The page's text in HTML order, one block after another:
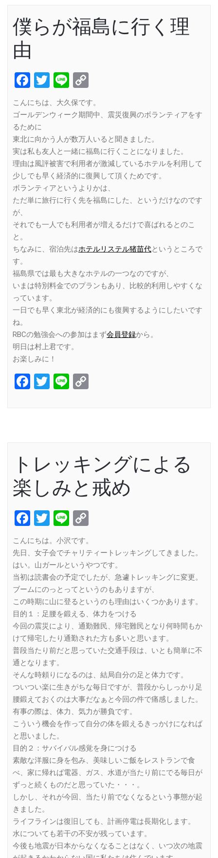
僕らが福島に行く理
由
Facebook
Twitter
Line
Link
こんにちは、大久保です。
ゴールデンウィーク期間中、震災復興のボランティアをす
るために
東北に向かう人が数万人いると聞きました。
実は私も友人と一緒に福島に行くことになりました。
理由は風評被害で利用者が激減しているホテルを利用して
少しでも早く経済的に復興して頂くためです。
ボランティアというよりかは、
ただ単に旅行に行く先を福島にした、というだけなのです
が、
それでも一人でも利用者が増えるだけで喜ばれるとのこ
と。
ちなみに、宿泊先はホテルリステル猪苗代というところで
す。
福島県では最も大きなホテルの一つなのですが、
いまは特別料金でのプランもあり、比較的利用しやすくな
っています。
一日でも早く東北が経済的にも復興するようにしたいです
ね。
RBCの勉強会への参加はまず会員登録から。
明日は村上君です。
お楽しみに！
Facebook
Twitter
Line
トレッキングによる
楽しみと戒め
Facebook
Twitter
Line
こんにちは。小沢です。
先日、女子会でチャリティートレッキングしてきました。
はい。山ガールというやつです。
当初は読書会の予定でしたが、急遽トレッキングに変更。
ブームにのっとってというのもありますが、
この時期に山に登るというのも理由はいくつかあります。
目的１：足腰を鍛える、体力をつける
今回の震災により、通勤難民、帰宅難民となり何時間もか
けて帰宅したり通勤された方も多いと思います。
普段当たり前だと思っていた交通手段は、いとも簡単に不
通となります。
そんな時頼りになるのは、結局自分の足と体力です。
ついつい楽に生きがちな毎日ですが、普段からしっかり足
腰鍛えておくのは大事だなぁと今回の件で痛感しました。
有事の際は、体力、気力が勝負です。
こういう機会を作って自分の体を鍛えるきっかけになれば
と思いました。
目的２：サバイバル感覚を身につける
素敵な洋服に身を包み、美味しいご飯をレストランで食
べ、家に帰れば電器、ガス、水道が当たり前にでる毎日が
ずっと続くものだと思っていた・・・。
しかし、それが今回、当たり前でなくなるという事態が起
きました。
ライフラインは復旧しても、計画停電は長期化します。
水についても若干の不安が残っています。
今後も地震が日本からなくなることはなく、いつ次の地震